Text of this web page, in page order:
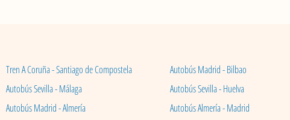
Tren A Coruña - Santiago de Compostela Autobús Madrid - Bilbao
Autobús Sevilla - Málaga Autobús Sevilla - Huelva
Autobús Madrid - Almería Autobús Almería - Madrid